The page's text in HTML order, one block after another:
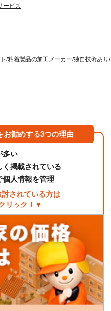
ービス
/粘着製品の加工メーカー/独自技術あり/
お勧めする3つの理由
多い
く掲載されている
個人情報を管理
されている方は
リック！▼